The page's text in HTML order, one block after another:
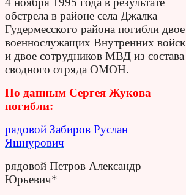
обстрела в районе села Джалка
Гудермесского района погибли двое
военнослужащих Внутренних войск
и двое сотрудников МВД из состава
сводного отряда ОМОН.
По данным Сергея Жукова
погибли:
рядовой Забиров Руслан
Яшнурович
рядовой Петров Александр
Юрьевич*